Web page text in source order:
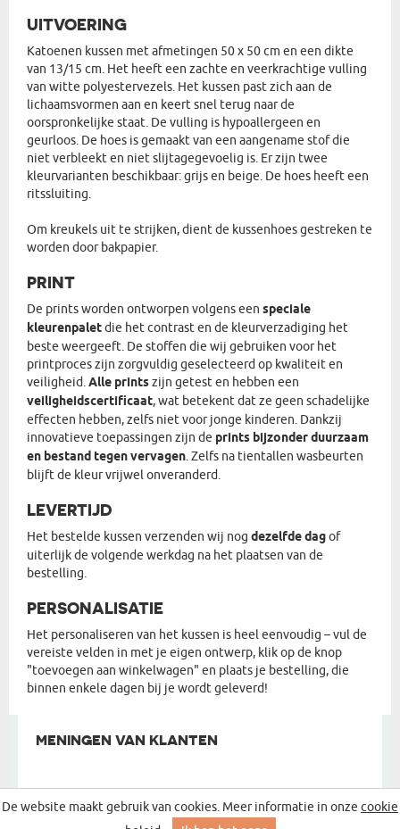
UITVOERING
Katoenen kussen met afmetingen 50 x 50 cm en een dikte
van 13/15 cm. Het heeft een zachte en veerkrachtige vulling
van witte polyestervezels. Het kussen past zich aan de
lichaamsvormen aan en keert snel terug naar de
oorspronkelijke staat. De vulling is hypoallergeen en
geurloos. De hoes is gemaakt van een aangename stof die
niet verbleekt en niet slijtagegevoelig is. Er zijn twee
kleurvarianten beschikbaar: grijs en beige. De hoes heeft een
ritssluiting.
Om kreukels uit te strijken, dient de kussenhoes gestreken te
worden door bakpapier.
PRINT
De prints worden ontworpen volgens een speciale
kleurenpaletdie het contrast en de kleurverzadiging het
beste weergeeft. De stoffen die wij gebruiken voor het
printproces zijn zorgvuldig geselecteerd op kwaliteit en
veiligheid. Alle printszijn getest en hebben een
veiligheidscertificaat, wat betekent dat ze geen schadelijke
effecten hebben, zelfs niet voor jonge kinderen. Dankzij
innovatieve toepassingen zijn de prints bijzonder duurzaam
en bestand tegen vervagen . Zelfs na tientallen wasbeurten
blijft de kleur vrijwel onveranderd.
LEVERTIJD
Het bestelde kussen verzenden wij nog dezelfde dagof
uiterlijk de volgende werkdag na het plaatsen van de
bestelling.
PERSONALISATIE
Het personaliseren van het kussen is heel eenvoudig – vul de
vereiste velden in met je eigen ontwerp, klik op de knop
"toevoegen aan winkelwagen" en plaats je bestelling, die
binnen enkele dagen bij je wordt geleverd!
MENINGEN VAN KLANTEN
VANAF549 MENINGEN
De website maakt gebruik van cookies. Meer informatie in onze cookie